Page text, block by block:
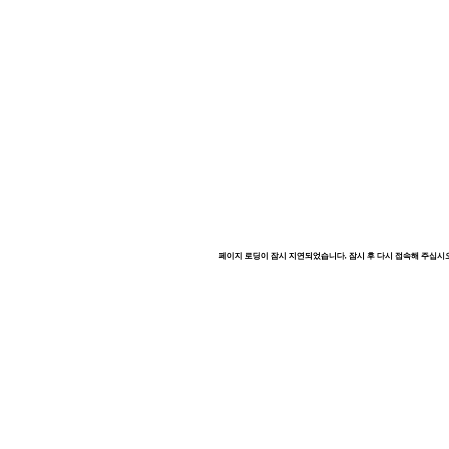
페이지 로딩이 잠시 지연되었습니다. 잠시 후 다시 접속해 주십시